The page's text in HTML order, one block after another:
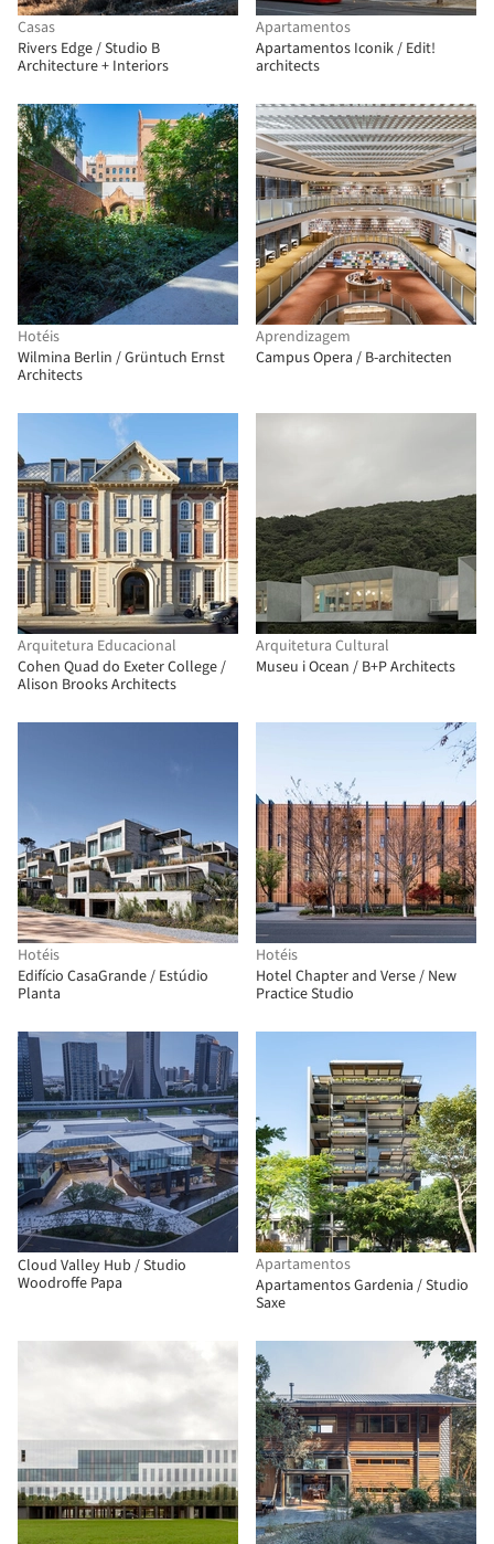
Casas
Rivers Edge / Studio B
Architecture + Interiors
Apartamentos
Apartamentos Iconik / Edit!
architects
Hotéis
Wilmina Berlin / Grüntuch Ernst
Architects
Aprendizagem
Campus Opera / B-architecten
Arquitetura Educacional
Cohen Quad do Exeter College /
Alison Brooks Architects
Arquitetura Cultural
Museu i Ocean / B+P Architects
Hotéis
Edifício CasaGrande / Estúdio
Planta
Hotéis
Hotel Chapter and Verse / New
Practice Studio
Cloud Valley Hub / Studio
Woodroffe Papa
Apartamentos
Apartamentos Gardenia / Studio
Saxe